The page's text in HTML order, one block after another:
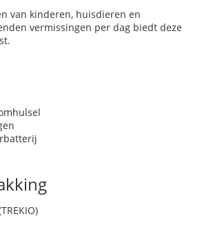
van kinderen, huisdieren en
vermissingen per dag biedt deze